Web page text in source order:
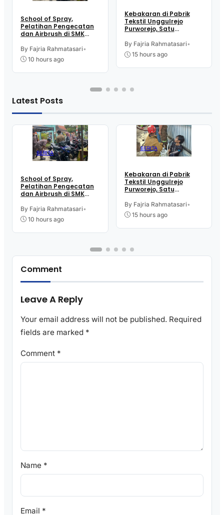
School of Spray,
Pelatihan Pengecatan
dan Airbrush di SMK
Kutoarjo
By Fajria Rahmatasari•
10 hours ago
Kebakaran di Pabrik
Tekstil Unggulrejo
Purworejo, Satu
Tulang, Petugas
Damkar Sesak Nafas
By Fajria Rahmatasari•
15 hours ago
Latest Posts
BERITA
School of Spray,
Pelatihan Pengecatan
dan Airbrush di SMK
Kutoarjo
By Fajria Rahmatasari•
10 hours ago
BERITA
Kebakaran di Pabrik
Tekstil Unggulrejo
Purworejo, Satu
Tulang, Petugas
Damkar Sesak Nafas
By Fajria Rahmatasari•
15 hours ago
Comment
Leave A Reply
Your email address will not be published. Required
fields are marked *
Comment *
Name *
Email *